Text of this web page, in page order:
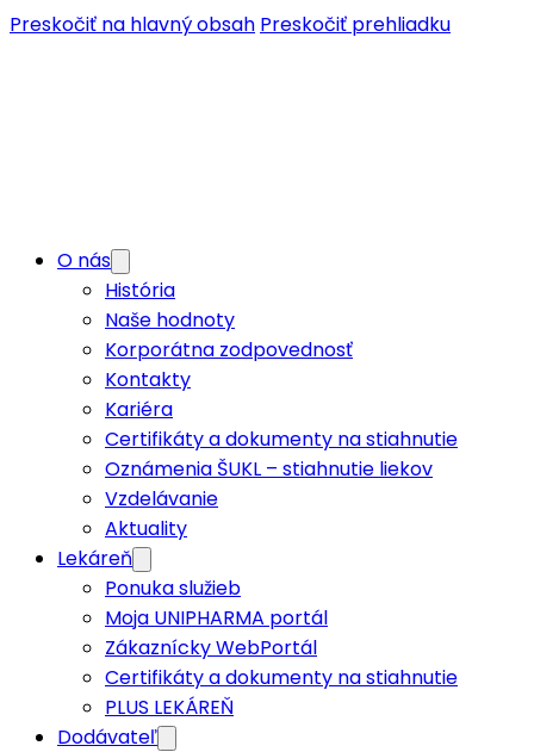
Preskočiť na hlavný obsah Preskočiť prehliadku
O nás
História
Naše hodnoty
Korporátna zodpovednosť
Kontakty
Kariéra
Certifikáty a dokumenty na stiahnutie
Oznámenia ŠUKL – stiahnutie liekov
Vzdelávanie
Aktuality
Lekáreň
Ponuka služieb
Moja UNIPHARMA portál
Zákaznícky WebPortál
Certifikáty a dokumenty na stiahnutie
PLUS LEKÁREŇ
Dodávateľ